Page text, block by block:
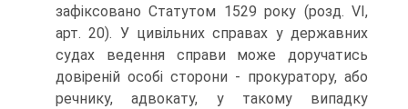
зафіксовано Статутом 1529 року (розд. VI,
арт. 20). У цивільних справах у державних
судах ведення справи може доручатись
довіреній особі сторони - прокуратору, або
речнику, адвокату, у такому випадку